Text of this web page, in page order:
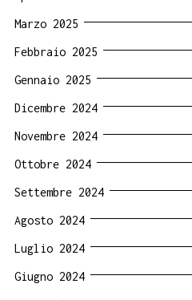
Marzo 2025
Febbraio 2025
Gennaio 2025
Dicembre 2024
Novembre 2024
Ottobre 2024
Settembre 2024
Agosto 2024
Luglio 2024
Giugno 2024